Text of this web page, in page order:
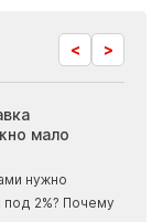
< >
мало
нужно
2%? Почему